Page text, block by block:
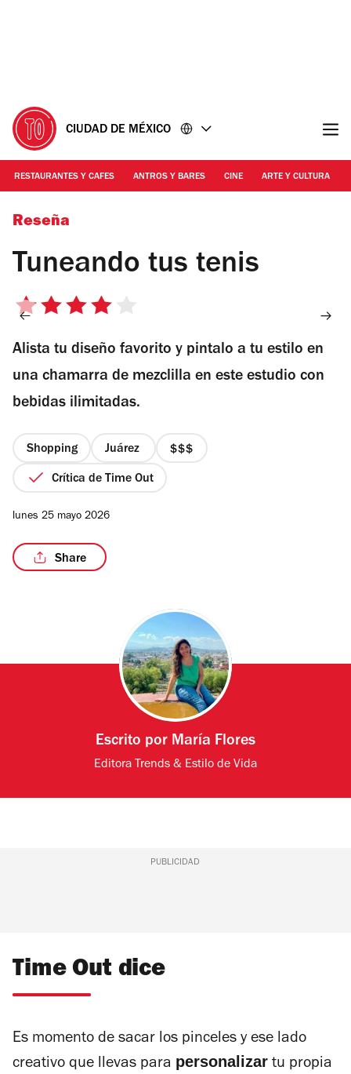
CIUDAD DE MÉXICO
RESTAURANTES Y CAFES ANTROS Y BARES CINE ARTE Y CULTURA
Foto: María Flores | Tuneando tus tenis
Reseña
Tuneando tus tenis
4
5
estrellas
Alista tu diseño favorito y pintalo a tu estilo en
una chamarra de mezclilla en este estudio con
bebidas ilimitadas.
Shopping Juárez
precio
Crítica de Time Out
lunes 25 mayo 2026
Share
Escrito por María Flores
Editora Trends & Estilo de Vida
PUBLICIDAD
Time Out dice
Es momento de sacar los pinceles y ese lado
creativo que llevas para personalizar tu propia